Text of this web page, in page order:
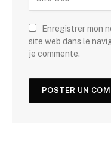
Enregistrer mon
site web dans le
je commente.